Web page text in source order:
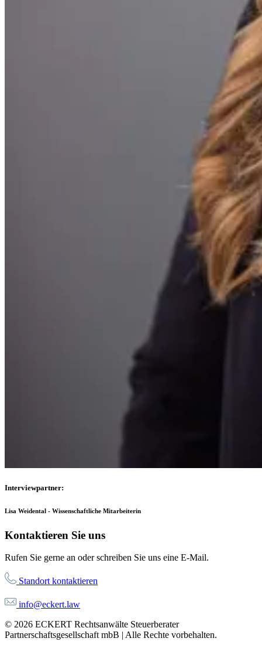
Interviewpartner:
Lisa Weidental - Wissenschaftliche Mitarbeiterin
Kontaktieren Sie uns
Rufen Sie gerne an oder schreiben Sie uns eine E-Mail.
Standort kontaktieren
info@eckert.law
© 2026 ECKERT Rechtsanwälte Steuerberater
Partnerschaftsgesellschaft mbB | Alle Rechte vorbehalten.